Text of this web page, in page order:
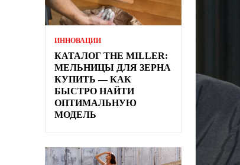
ИННОВАЦИИ
КАТАЛОГ THE MILLER:
МЕЛЬНИЦЫ ДЛЯ ЗЕРНА
КУПИТЬ — КАК
БЫСТРО НАЙТИ
ОПТИМАЛЬНУЮ
МОДЕЛЬ